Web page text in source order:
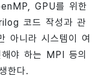
GPU를 위한
코드 작성과 관
아니라 시스템이 여
야 하는 MPI 등의
한다.